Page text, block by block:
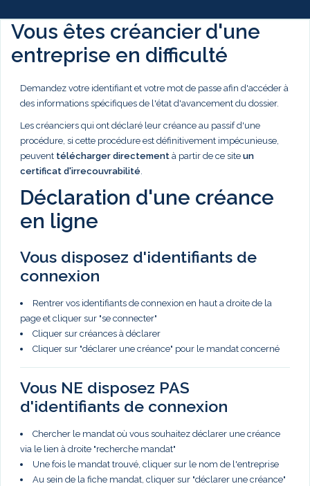
Vous êtes créancier d'une
entreprise en difficulté
Demandez votre identifiant et votre mot de passe afin d'accéder à
des informations spécifiques de l'état d'avancement du dossier.
Les créanciers qui ont déclaré leur créance au passif d'une
procédure, si cette procédure est définitivement impécunieuse,
peuvent télécharger directement à partir de ce site un
certificat d'irrecouvrabilité.
Déclaration d'une créance
en ligne
Vous disposez d'identifiants de
connexion
Rentrer vos identifiants de connexion en haut a droite de la
page et cliquer sur "se connecter"
Cliquer sur créances à déclarer
Cliquer sur "déclarer une créance" pour le mandat concerné
Vous NE disposez PAS
d'identifiants de connexion
Chercher le mandat où vous souhaitez déclarer une créance
via le lien à droite "recherche mandat"
Une fois le mandat trouvé, cliquer sur le nom de l'entreprise
Au sein de la fiche mandat, cliquer sur "déclarer une créance"